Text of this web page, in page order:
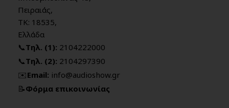
Πειραιάς,
ΤΚ: 18535,
Ελλάδα
📞Τηλ. (1): 2104222000
📞Τηλ. (2): 2104297390
✉️Email: info@audioshow.gr
📝Φόρμα επικοινωνίας